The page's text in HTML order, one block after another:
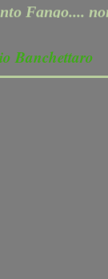
Perchè
a rugby o a
puoi dire che
Banchettaro